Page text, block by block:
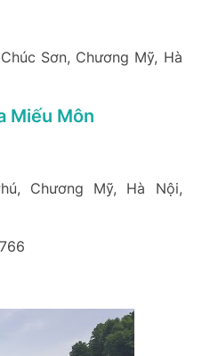
Sơn, Chương Mỹ, Hà
Miếu Môn
Chương Mỹ, Hà Nội,